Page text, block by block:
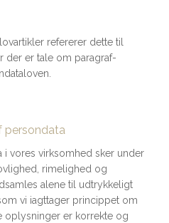
refererer dette til
der er tale om paragraf-
persondata
i vores virksomhed sker under
rimelighed og
alene til udtrykkeligt
vi iagttager princippet om
oplysninger er korrekte og